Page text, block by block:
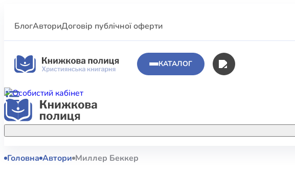
БлогАвториДоговір публічної оферти
КАТАЛОГ
Акційні пропозиції
КНИГИ
Головна Автори Миллер Беккер